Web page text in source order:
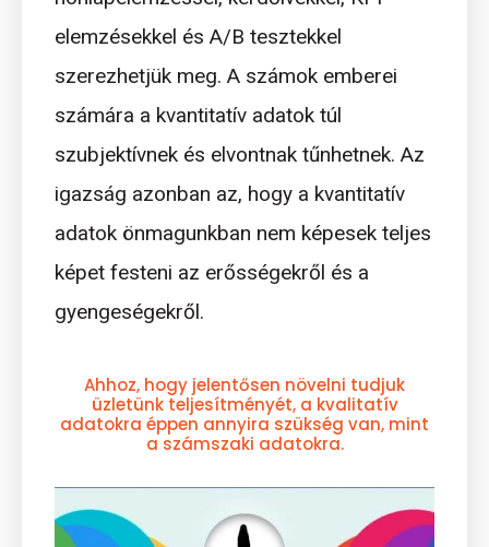
elemzésekkel és A/B tesztekkel
szerezhetjük meg. A számok emberei
számára a kvantitatív adatok túl
szubjektívnek és elvontnak tűnhetnek. Az
igazság azonban az, hogy a kvantitatív
adatok önmagunkban nem képesek teljes
képet festeni az erősségekről és a
gyengeségekről.
Ahhoz, hogy jelentősen növelni tudjuk
üzletünk teljesítményét, a kvalitatív
adatokra éppen annyira szükség van, mint
a számszaki adatokra.